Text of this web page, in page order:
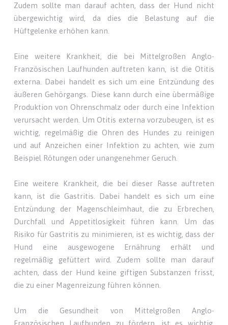
Zudem sollte man darauf achten, dass der Hund nicht
übergewichtig wird, da dies die Belastung auf die
Hüftgelenke erhöhen kann.
Eine weitere Krankheit, die bei Mittelgroßen Anglo-
Französischen Laufhunden auftreten kann, ist die Otitis
externa. Dabei handelt es sich um eine Entzündung des
äußeren Gehörgangs. Diese kann durch eine übermäßige
Produktion von Ohrenschmalz oder durch eine Infektion
verursacht werden. Um Otitis externa vorzubeugen, ist es
wichtig, regelmäßig die Ohren des Hundes zu reinigen
und auf Anzeichen einer Infektion zu achten, wie zum
Beispiel Rötungen oder unangenehmer Geruch.
Eine weitere Krankheit, die bei dieser Rasse auftreten
kann, ist die Gastritis. Dabei handelt es sich um eine
Entzündung der Magenschleimhaut, die zu Erbrechen,
Durchfall und Appetitlosigkeit führen kann. Um das
Risiko für Gastritis zu minimieren, ist es wichtig, dass der
Hund eine ausgewogene Ernährung erhält und
regelmäßig gefüttert wird. Zudem sollte man darauf
achten, dass der Hund keine giftigen Substanzen frisst,
die zu einer Magenreizung führen können.
Um die Gesundheit von Mittelgroßen Anglo-
Französischen Laufhunden zu fördern, ist es wichtig,